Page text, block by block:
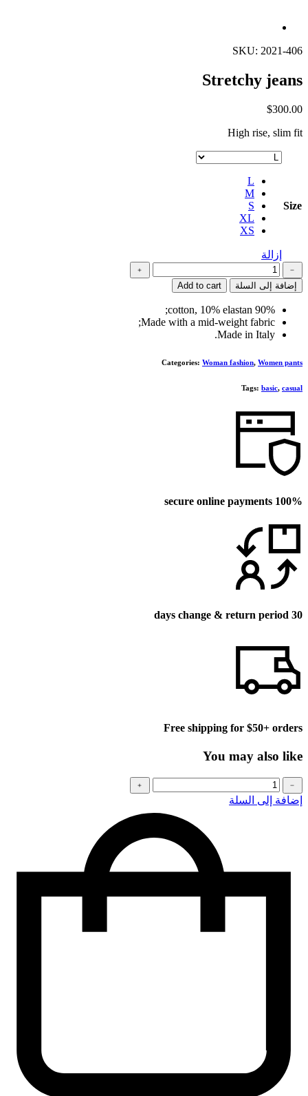
SKU: 2021-406
Stretchy jeans
$300.00
High rise, slim fit
Size
L
M
S
XL
XS
إزالة
كمية
Stretchy
jeans
﹣
﹢
إضافة إلى السلة
Add to cart
90% cotton, 10% elastan;
Made with a mid-weight fabric;
Made in Italy.
Categories: Woman fashion, Women pants
Tags: basic, casual
100% secure online payments
30 days change & return period
Free shipping for $50+ orders
You may also like
كمية
Baseball
cap
﹣
﹢
إضافة إلى السلة